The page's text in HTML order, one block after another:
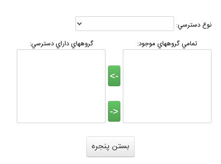
نوع دسترسي:
تمامي گروههاي موجود:
گروههاي داراي دسترسي: